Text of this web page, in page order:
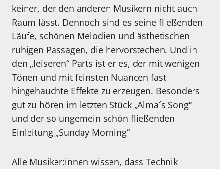
keiner, der den anderen Musikern nicht auch
Raum lässt. Dennoch sind es seine fließenden
Läufe, schönen Melodien und ästhetischen
ruhigen Passagen, die hervorstechen. Und in
den „leiseren“ Parts ist er es, der mit wenigen
Tönen und mit feinsten Nuancen fast
hingehauchte Effekte zu erzeugen. Besonders
gut zu hören im letzten Stück „Alma´s Song“
und der so ungemein schön fließenden
Einleitung „Sunday Morning“
Alle Musiker:innen wissen, dass Technik